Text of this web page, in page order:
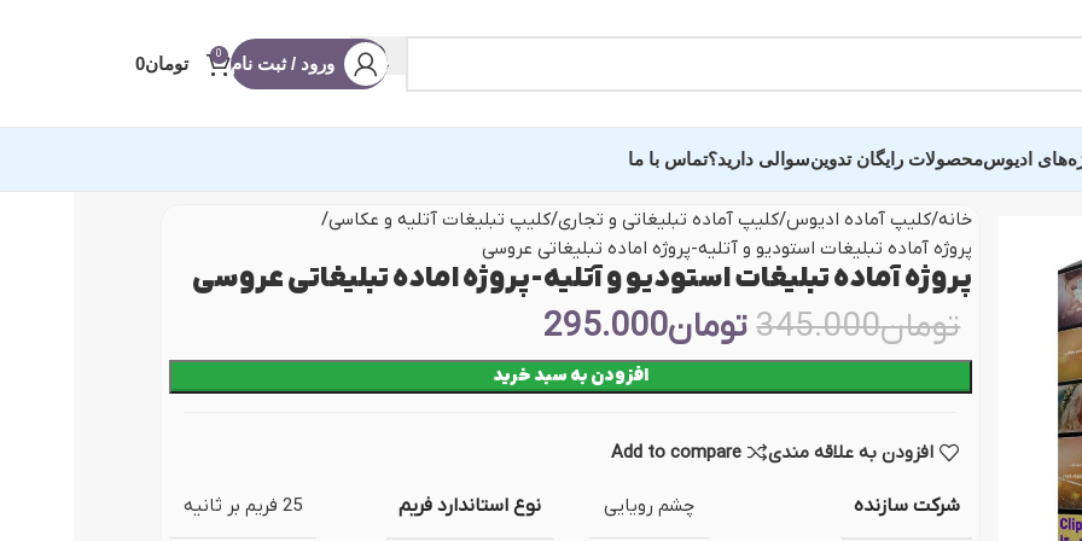
ورود / ثبت نام 0 تومان0
عروسی سالن وغیره
دید و خلاصه فیلم
فرمالیته
عاشقانه عروس
دونفره عروس و داماد
سایر پروژه و کلیپ آماده ادیوس
پروژه اماده تبلیغاتی عروسی
کلیپ عکس و اسلایدر شو
کلیپ آماده اینستاگرام (ریلز و استوری)
پروژه تایتل بار و زیرنویس
ادیوسمحصولات رایگان تدوینسوالی دارید؟تماس با ما
خانه کلیپ آماده ادیوس کلیپ آماده تبلیغاتی و تجاری کلیپ تبلیغات آتلیه و عکاسی
پروژه آماده تبلیغات استودیو و آتلیه-پروژه اماده تبلیغاتی عروسی
پروژه آماده تبلیغات استودیو و آتلیه-پروژه اماده تبلیغاتی عروسی
تومان345.000 تومان295.000
افزودن به سبد خرید
افزودن به علاقه مندی Add to compare
شرکت سازنده چشم رویایی نوع استاندارد فریم 25 فریم بر ثانیه